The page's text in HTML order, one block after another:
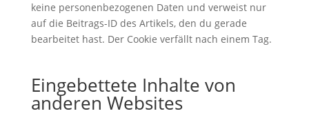
keine personenbezogenen Daten und verweist nur
auf die Beitrags-ID des Artikels, den du gerade
bearbeitet hast. Der Cookie verfällt nach einem Tag.
Eingebettete Inhalte von
anderen Websites